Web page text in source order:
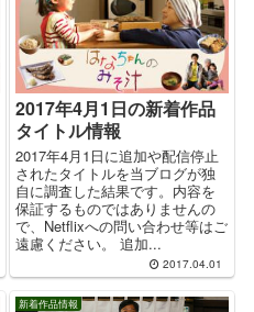
2017年4月1日の新着作品
タイトル情報
2017年4月1日に追加や配信停止
されたタイトルを当ブログが独
自に調査した結果です。内容を
保証するものではありませんの
で、Netflixへの問い合わせ等はご
遠慮ください。 追加...
2017.04.01
新着作品情報